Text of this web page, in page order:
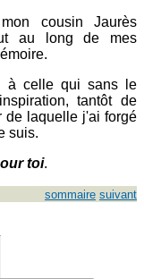
cousin Jaurès
au long de mes
à celle qui sans le
tantôt de
de laquelle j'ai forgé
suis.
toi.
sommaire suivant